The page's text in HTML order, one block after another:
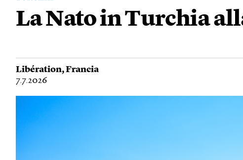
La Nato in Turchia
Libération,Francia
7.7.2026